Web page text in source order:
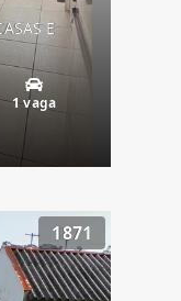
E
1 vaga
1871